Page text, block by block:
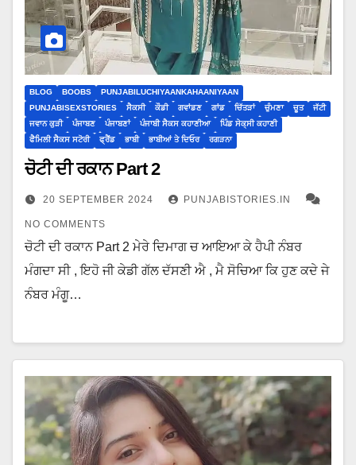
BLOG BOOBS
PUNJABILUCHIYAANKAHAANIYAAN
PUNJABISEXSTORIES
ਸੈਕਸੀ ਕੌਡੀ ਗਵਾਂਡਣ ਗਾਂਡ ਚਿੱਤੜਾਂ ਚੁੰਮਣਾ ਚੂਤ
ਜੱਟੀ
ਜਵਾਨ ਕੁੜੀ
ਪੰਜਾਬਣ ਪੰਜਾਬਣਾਂ ਪੰਜਾਬੀ ਸੈਕਸ ਕਹਾਣੀਆ
ਪਿੰਡ ਸੇਕ੍ਸੀ ਕਹਾਣੀ
ਫੈਮਿਲੀ ਸੈਕਸ ਸਟੋਰੀ
ਫ੍ਰੈਂਡ ਭਾਬੀ ਭਾਬੀਆਂ ਤੇ ਦਿਓਰ ਰਗੜਨਾ
ਚੋਟੀ ਦੀ ਰਕਾਨ Part 2
20 SEPTEMBER 2024 PUNJABISTORIES.IN
NO COMMENTS
ਚੋਟੀ ਦੀ ਰਕਾਨ Part 2 ਮੇਰੇ ਦਿਮਾਗ ਚ ਆਇਆ ਕੇ ਹੈਪੀ ਨੰਬਰ
ਮੰਗਦਾ ਸੀ , ਇਹੋ ਜੀ ਕੇਡੀ ਗੱਲ ਦੱਸਣੀ ਐ , ਮੈ ਸੋਚਿਆ ਕਿ ਹੁਣ ਕਦੇ ਜੇ
ਨੰਬਰ ਮੰਗੂ…